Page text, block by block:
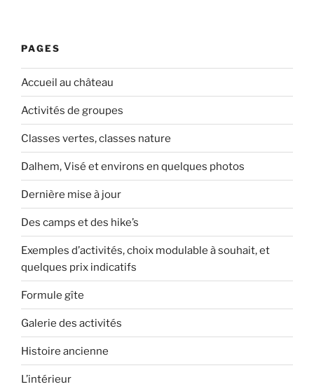
PAGES
Accueil au château
Activités de groupes
Classes vertes, classes nature
Dalhem, Visé et environs en quelques photos
Dernière mise à jour
Des camps et des hike’s
Exemples d’activités, choix modulable à souhait, et
quelques prix indicatifs
Formule gîte
Galerie des activités
Histoire ancienne
L’intérieur